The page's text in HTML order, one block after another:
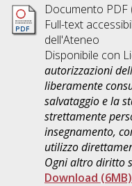
Documento PDF
Full-text
dell'Ateneo
Disponibile con
autorizzazioni
liberamente
salvataggio e la
strettamente
insegnamento,
utilizzo
Ogni altro diritto
Download (6MB)